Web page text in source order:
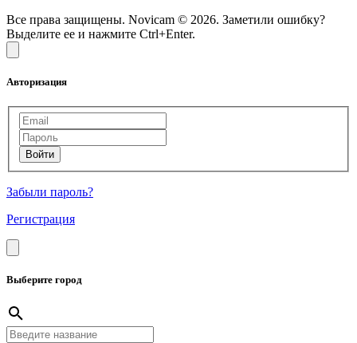
Все права защищены. Novicam © 2026. Заметили ошибку?
Выделите ее и нажмите Ctrl+Enter.
Авторизация
Забыли пароль?
Регистрация
Выберите город